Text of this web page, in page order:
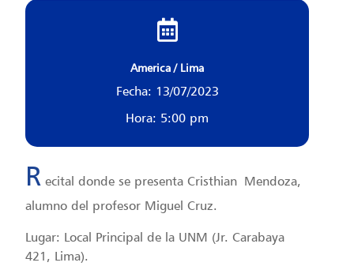
America / Lima
Fecha: 13/07/2023
Hora: 5:00 pm
R ecital donde se presenta Cristhian Mendoza,
alumno del profesor Miguel Cruz.
Lugar: Local Principal de la UNM (Jr. Carabaya
421, Lima).